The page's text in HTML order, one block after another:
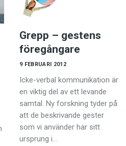
Grepp – gestens
föregångare
9 FEBRUARI 2012
Icke-verbal kommunikation är
en viktig del av ett levande
samtal. Ny forskning tyder på
att de beskrivande gester
som vi använder har sitt
ursprung i…